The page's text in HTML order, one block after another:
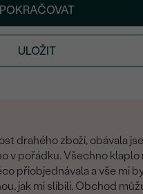
POKRAČOVAT
ULOŽIT
drahého zboží, obávala
v pořádku. Všechno klaplo
přiobjednávala a vše mi
jak mi slíbili. Obchod